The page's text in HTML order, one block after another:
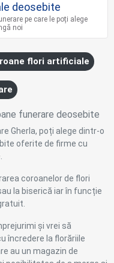
deosebite
pe care le poți alege
noi
flori artificiale
funerare deosebite
Gherla, poți alege dintr-o
oferite de firme cu
coroanelor de flori
la biserică iar în funcție
și vrei să
încredere la florăriile
au un magazin de